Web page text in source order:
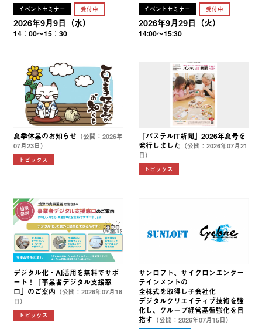
イベントセミナー 受付中
2026年9月9日（水）
14：00～15：30
イベントセミナー 受付中
2026年9月29日（火）
14:00～15:30
夏季休業のお知らせ （公開：2026年
07月23日）
トピックス
「パステルIT新聞」2026年夏号を
発行しました （公開：2026年07月21
日）
トピックス
デジタル化・AI活用を無料でサポ
ート！「事業者デジタル支援窓
口」のご案内 （公開：2026年07月16
日）
トピックス
サンロフト、サイクロンエンター
テインメントの
全株式を取得し子会社化
デジタルクリエイティブ技術を強
化し、グループ経営基盤強化を目
指す （公開：2026年07月15日）